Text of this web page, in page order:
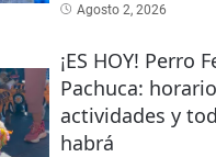
Agosto 2, 2026
¡ES HOY! Perro
Pachuca:
actividades y
habrá